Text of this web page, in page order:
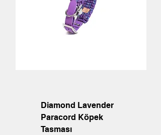
Diamond Lavender
Paracord Köpek
Tasması